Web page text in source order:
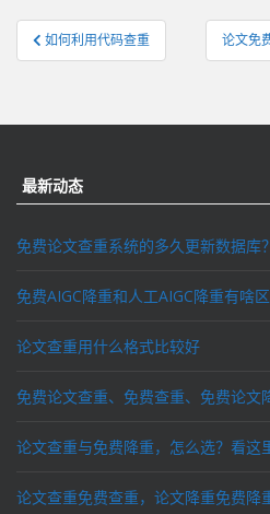
文
章
航
如何利用代码查重 论文免
最新动态
免费论文查重系统的多久更新数据库？
免费AIGC降重和人工AIGC降重有啥区
论文查重用什么格式比较好
论文查重与免费降重，怎么选？看这